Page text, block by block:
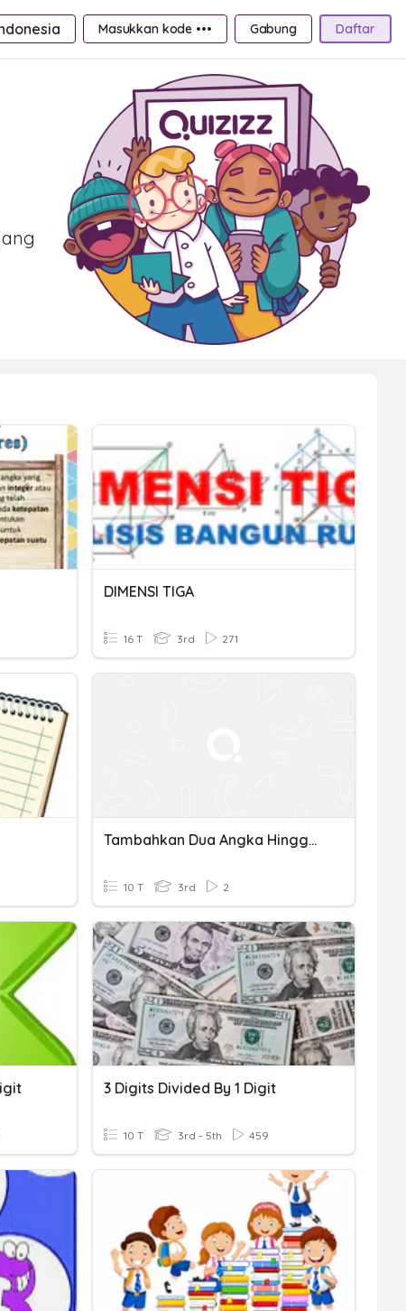
Masukkan kode ••• Gabung Daftar
DIMENSI TIGA
16 T 3rd 271
Tambahkan Dua Angka Hingga Tiga Digit: Soal Cerita
10 T 3rd 2
3 Digits Divided By 1 Digit
10 T 3rd - 5th 459